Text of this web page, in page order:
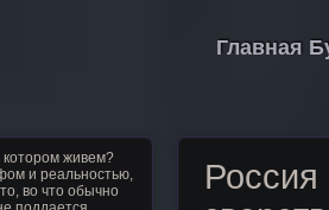
Главная
живем?
и реальностью,
во что обычно
Россия